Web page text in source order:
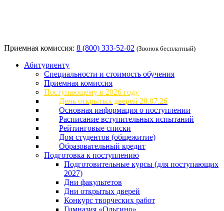
Приемная комиссия: 8 (800) 333-52-02 (Звонок бесплатный)
Абитуриенту
Специальности и стоимость обучения
Приемная комиссия
Поступающему в 2026 году
День открытых дверей 28.07.26
Основная информация о поступлении
Расписание вступительных испытаний
Рейтинговые списки
Дом студентов (общежитие)
Образовательный кредит
Подготовка к поступлению
Подготовительные курсы (для поступающих
2027)
Дни факультетов
Дни открытых дверей
Конкурс творческих работ
Гимназия «Ольгино»